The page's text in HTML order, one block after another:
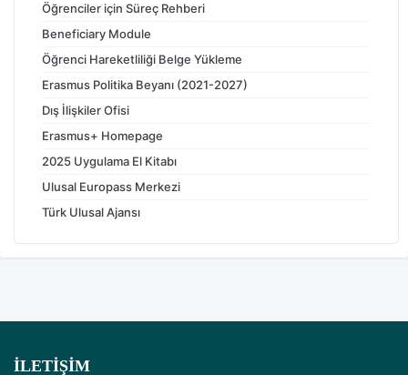
Öğrenciler için Süreç Rehberi
Beneficiary Module
Öğrenci Hareketliliği Belge Yükleme
Erasmus Politika Beyanı (2021-2027)
Dış İlişkiler Ofisi
Erasmus+ Homepage
2025 Uygulama El Kitabı
Ulusal Europass Merkezi
Türk Ulusal Ajansı
İLETIŞIM